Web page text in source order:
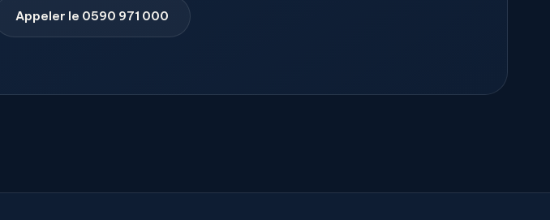
Appeler le 0590 971 000